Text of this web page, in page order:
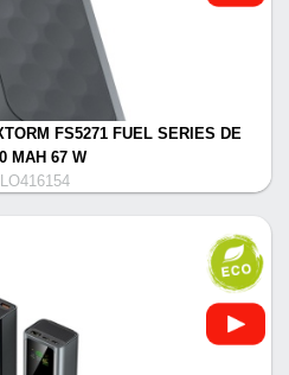
FS5271 FUEL SERIES DE
MAH 67 W